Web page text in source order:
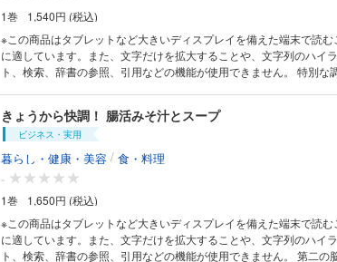
ツ／あじと大根／ぶりと水菜 《加工品と野菜》厚揚げと白菜／魚肉ソ
ージとほうれんそう／ つくね揚げとブロッコリー／さつま揚げと大
■Part 2■欲張り鍋 《カレー鍋》卵ぎょうざ・ほうれんそう／豚こま
す・ピーマン／ 鶏手羽先・じゃがいも・にんじん／たけのこ・えび・
マン／ 牛こま・糸こんにゃく・にら／ 《ホワイトクリーム鍋》チン
サイ・豆腐／ウインナ・食パン／ たら・白菜・にんじん／鶏のつみ
ぶ／さけ・にんじん・玉ねぎ 《トマト鍋》鶏皮・レバー・セロリ／鶏
キャベツ・ピーマン／ ベーコン・れんこん・玉ねぎ 《豆乳鍋》油揚
う・トマト鍋／春菊鍋／みつば鍋／レタス・水菜鍋／小松菜・にんじ
／ 切り干し大根鍋／チンゲンサイ鍋／サニーレタス・にんじん鍋／長
鍋／ なす鍋／水菜鍋 ■Part 4■格安鍋 《工場産野菜》もやしで／えの
ぐろで 《ツナ缶》ぎょうざ仕立てに／トマト風味に 《割引品》冷凍
鶏のから揚げで／刺身の盛り合わせで／おでんのたねで ■Part 5■ごは
1巻
1,540円 (税込)
※この商品はタブレットなど大きいディスプレイを備えた端末で読む
に適しています。また、文字だけを拡大することや、文字列のハイ
ト、検索、辞書の参照、引用などの機能が使用できません。 特別な調理器
ウダーを混ぜると早く火が通る。 豚肉に砂糖をもみ込むとすぐにやわ
くなる。乾物は戻さないでそのまま加える……など、 ちょっとの工夫
くなることや、無駄な工程を省くことを紹介しています。 また、時短
ザは早いだけではなく、おいしさにつながるのも、浜内さんならでは
クニック。 忙しい主婦や時間がないときに重宝する一冊です。 ●PART 1●
時短！おなじみおかず 和風ハンバーグ（ベーキングパウダーで時短）
肉のしょうが焼き（しょうがを 直接もみ込んで時短）、豚の角煮（砂
酢で時短）、筑前煮（乾物を戻さずに時短）、 あじの塩焼き（ワタを
たままで時短）、海鮮ちらしずし（すし酢を作らずに時短）など。
きょうから快調！ 腸活みそ汁とスープ
ビジネス・実用
暮らし・健康・美容 / 食・料理
-
1巻
1,650円 (税込)
※この商品はタブレットなど大きいディスプレイを備えた端末で読む
に適しています。また、文字だけを拡大することや、文字列のハイ
ト、検索、辞書の参照、引用などの機能が使用できません。 第二の脳と言